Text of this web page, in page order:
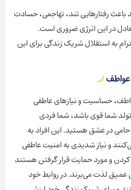
باعث رفتارهایی تند، تهاجمی، حسادت
در این انرژی ضروری است.
به استقلال شریک زندگی برای این
عواطف
حساسیت و نیازهای عاطفی
شما قوی باشد، شما فردی
در عشق هستید. این افراد به
و نیاز شدیدی به امنیت عاطفی
و مورد حمایت قرار گرفتن هستند
عمیق لذت می‌برند. در روابط خود